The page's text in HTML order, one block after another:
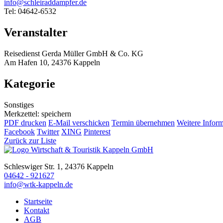
info@schleiraddampfer.de
Tel: 04642-6532
Veranstalter
Reisedienst Gerda Müller GmbH & Co. KG
Am Hafen 10, 24376 Kappeln
Kategorie
Sonstiges
Merkzettel: speichern
PDF drucken E-Mail verschicken Termin übernehmen Weitere
Facebook Twitter XING Pinterest
Zurück zur Liste
Schleswiger Str. 1, 24376 Kappeln
04642 - 921627
info@wtk-kappeln.de
Startseite
Kontakt
AGB